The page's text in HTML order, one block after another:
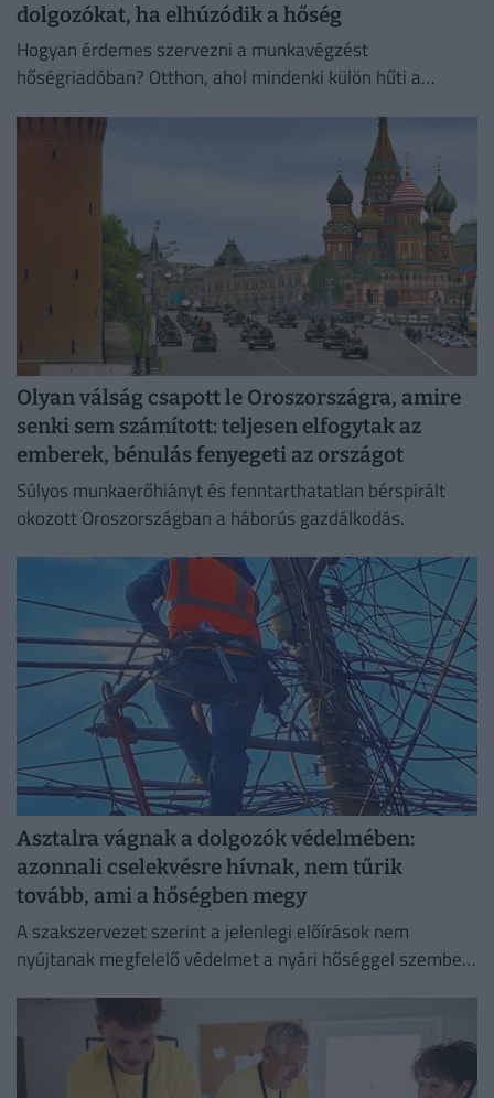
dolgozókat, ha elhúzódik a hőség
Hogyan érdemes szervezni a munkavégzést
hőségriadóban? Otthon, ahol mindenki külön hűti a
irodaházban, ahol a hűtés központilag működik.
Olyan válság csapott le Oroszországra, amire
senki sem számított: teljesen elfogytak az
emberek, bénulás fenyegeti az országot
Súlyos munkaerőhiányt és fenntarthatatlan bérspirált
okozott Oroszországban a háborús gazdálkodás.
Asztalra vágnak a dolgozók védelmében:
azonnali cselekvésre hívnak, nem tűrik
tovább, ami a hőségben megy
A szakszervezet szerint a jelenlegi előírások nem
nyújtanak megfelelő védelmet a nyári hőséggel szemben,
védelmében.